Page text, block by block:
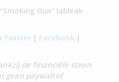
Gun” lableak
Twitter | Facebook |
de financiële steun
geen paywall of